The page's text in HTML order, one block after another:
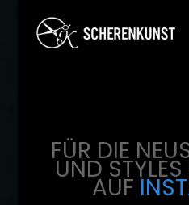
FÜR DIE
UND
AUF